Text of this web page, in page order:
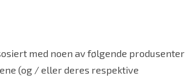
med noen av følgende produsenter
(og / eller deres respektive